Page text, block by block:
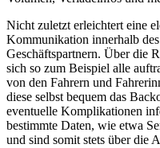
Nicht zuletzt erleichtert eine
Kommunikation innerhalb
Geschäftspartnern. Über die
sich so zum Beispiel alle
von den Fahrern und
diese selbst bequem das
eventuelle Komplikationen
bestimmte Daten, wie etwa
und sind somit stets über die